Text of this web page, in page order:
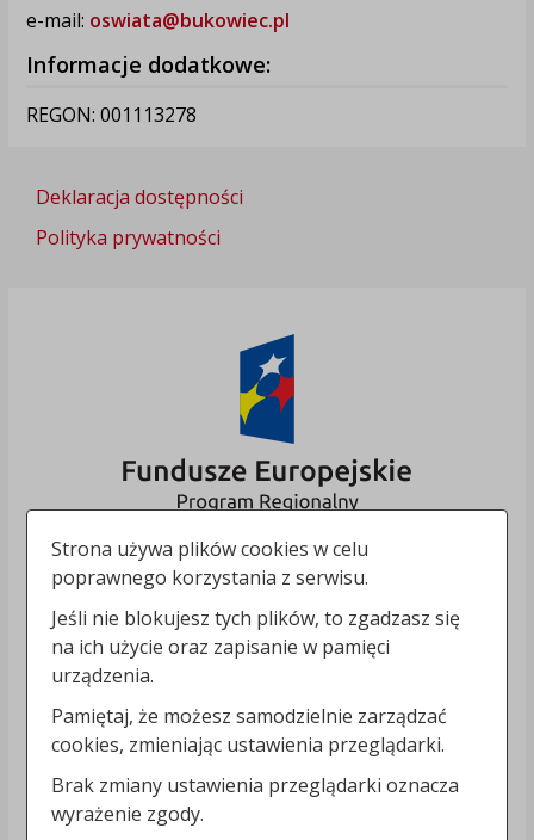
e-mail: oswiata@bukowiec.pl
Informacje dodatkowe:
REGON: 001113278
Deklaracja dostępności
Polityka prywatności
Strona używa plików cookies w celu
poprawnego korzystania z serwisu.
Jeśli nie blokujesz tych plików, to zgadzasz się
na ich użycie oraz zapisanie w pamięci
urządzenia.
Pamiętaj, że możesz samodzielnie zarządzać
cookies, zmieniając ustawienia przeglądarki.
Brak zmiany ustawienia przeglądarki oznacza
wyrażenie zgody.